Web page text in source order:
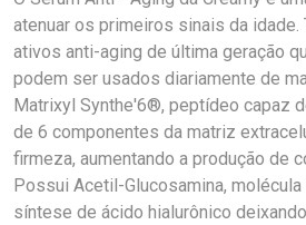
atenuar os primeiros sinais da idade.
ativos anti-aging de última geração
podem ser usados diariamente de
Matrixyl Synthe'6®, peptídeo capaz
de 6 componentes da matriz
firmeza, aumentando a produção de
Possui Acetil-Glucosamina,
síntese de ácido hialurônico